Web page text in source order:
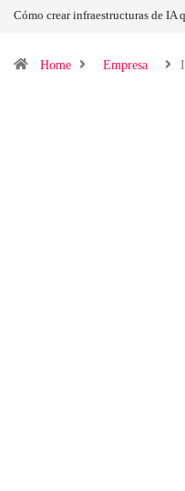
crear infraestructuras de IA que
Home Empresa